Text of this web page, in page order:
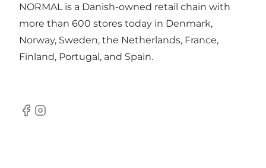
NORMAL is a Danish-owned retail chain with
more than 600 stores today in Denmark,
Norway, Sweden, the Netherlands, France,
Finland, Portugal, and Spain.
Facebook
Instagram